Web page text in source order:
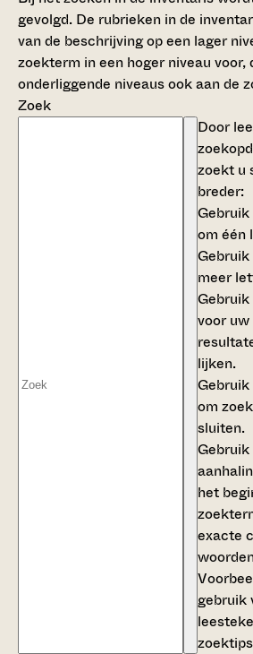
gevolgd. De rubrieken in de
van de beschrijving op een lager
zoekterm in een hoger niveau voor,
onderliggende niveaus ook aan de
Zoek
Door
zoekt u
breder:
Gebruik
om één
Gebruik
meer
Gebruik
voor
lijken.
Gebruik
om
sluiten.
Gebruik
het
exacte
gebruik